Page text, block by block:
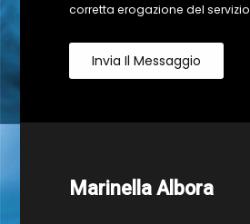
corretta erogazione del servizio
Invia Il Messaggio
Marinella Albora